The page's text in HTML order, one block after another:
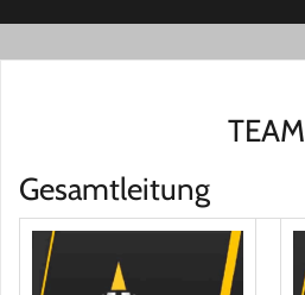
TEAM
Gesamtleitung